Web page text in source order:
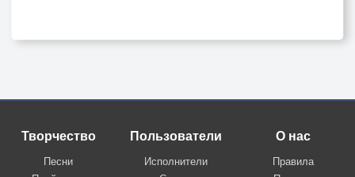
Творчество
Песни
Пользователи
Исполнители
О нас
Правила